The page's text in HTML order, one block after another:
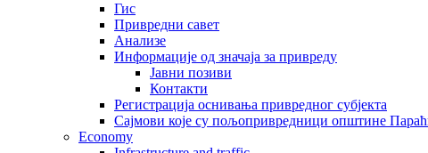
Гис
Привредни савет
Aнализе
Информације од значаја за привреду
Јавни позиви
Контакти
Регистрација оснивања привредног субјекта
Сајмови које су пољопривредници општине
Economy